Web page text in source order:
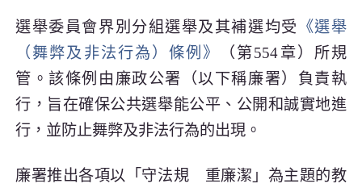
選舉委員會界別分組選舉及其補選均受
《選舉
（舞弊及非法行為）條例》
（第554章）所規
管。該條例由廉政公署（以下稱廉署）負責執
行，旨在確保公共選舉能公平、公開和誠實地進
行，並防止舞弊及非法行為的出現。
廉署推出各項以 「守法規 重廉潔」 為主題的教